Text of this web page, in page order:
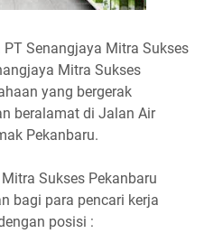
PT Senangjaya Mitra Sukses
Mitra Sukses
yang bergerak
beralamat di Jalan Air
Pekanbaru.
Sukses Pekanbaru
bagi para pencari kerja
posisi :